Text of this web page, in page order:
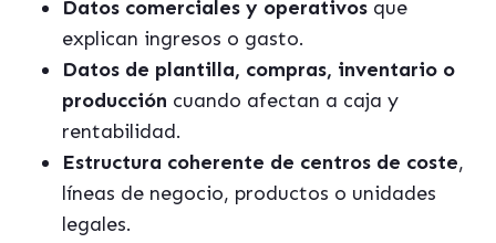
Datos comerciales y operativos que
explican ingresos o gasto.
Datos de plantilla, compras, inventario o
producción cuando afectan a caja y
rentabilidad.
Estructura coherente de centros de coste,
líneas de negocio, productos o unidades
legales.